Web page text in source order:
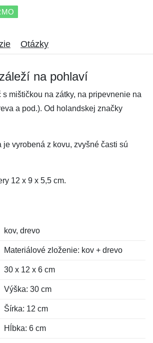
Otázky
na pohlaví
mištičkou na zátky, na pripevnenie na
a pod.). Od holandskej značky
je vyrobená z kovu, zvyšné časti sú
12 x 9 x 5,5 cm.
kov, drevo
Materiálové zloženie: kov + drevo
30 x 12 x 6 cm
Výška: 30 cm
Šírka: 12 cm
Hĺbka: 6 cm